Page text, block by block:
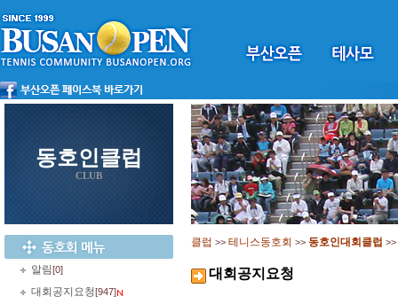
동호인클럽
CLUB
알림[0]
대회공지요청[947]
클럽 >> 테니스동호회 >> 동호인대회클럽 >>
대회공지요청